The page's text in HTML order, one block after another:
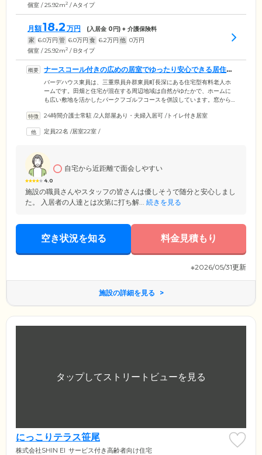
個室 / 25.92m2 / Aタイプ
月額18.2 万円 (入居金 0円) + 介護保険料
家 6.0万円 管 6.0万円 食 6.2万円 他 0万円
個室 / 25.92m2 / Bタイプ
ナースコール付きの広めの居室でゆったり安心できる居住環
境です
バーデハウス東員は、三重県員弁群東員町長深にある住宅型有料老人ホ
ームです。田畑と住宅が混在する周辺地域は自然がゆたかで、ホームに
も広い敷地を活かしたパークフゴルフコースを併設しています。窓から
取りです。ミニキッチン・トイレ・収納付きで、ゆったりとお過ごしい
スコールを設置。緊急時にご通報をいただくと、スタッフが駆けつけま
24時間介護士常駐 /2人部屋あり・夫婦入居可 /トイレ付き居室
定員22名 /居室22室 /
4.0
自宅から近距離で面会しやすい
施設の職員さんやスタッフの皆さんは優しそうで随分と安心しまし
た。 入居者の人達とは次第に打ち解... 続きを見る
空き状況を知る 料金見積もり
※2026/05/31更新
施設の詳細を見る
にっこりテラス笹尾
株式会社SHIN EI サービス付き高齢者向け住宅